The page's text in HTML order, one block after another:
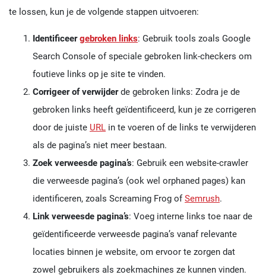
te lossen, kun je de volgende stappen uitvoeren:
Identificeergebroken links: Gebruik tools zoals Google
Search Console of speciale gebroken link-checkers om
foutieve links op je site te vinden.
Corrigeer of verwijderde gebroken links: Zodra je de
gebroken links heeft geïdentificeerd, kun je ze corrigeren
door de juiste URL in te voeren of de links te verwijderen
als de pagina’s niet meer bestaan.
Zoek verweesde pagina’s: Gebruik een website-crawler
die verweesde pagina’s (ook wel orphaned pages) kan
identificeren, zoals Screaming Frog ofSemrush.
Link verweesde pagina’s: Voeg interne links toe naar de
geïdentificeerde verweesde pagina’s vanaf relevante
locaties binnen je website, om ervoor te zorgen dat
zowel gebruikers als zoekmachines ze kunnen vinden.